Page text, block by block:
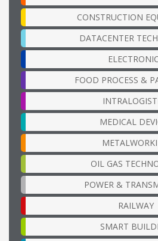
CONSTRUCTION
DATACENTER
FOOD PROCESS &
MEDICAL
OIL GAS
POWER &
RAILWAY
SMART